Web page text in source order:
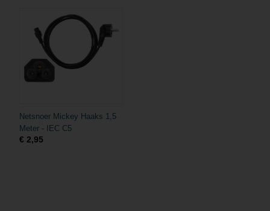
Netsnoer Mickey Haaks 1,5
Meter - IEC C5
€ 2,95